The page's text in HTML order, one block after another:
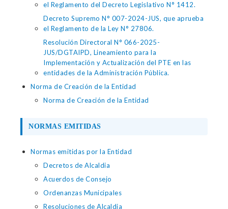
el Reglamento del Decreto Legislativo N° 1412.
Decreto Supremo N° 007-2024-JUS, que aprueba
el Reglamento de la Ley N° 27806.
Resolución Directoral N° 066-2025-
JUS/DGTAIPD, Lineamiento para la
Implementación y Actualización del PTE en las
entidades de la Administración Pública.
Norma de Creación de la Entidad
Norma de Creación de la Entidad
NORMAS EMITIDAS
Normas emitidas por la Entidad
Decretos de Alcaldia
Acuerdos de Consejo
Ordenanzas Municipales
Resoluciones de Alcaldia